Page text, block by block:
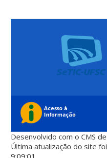
Desenvolvido com o CMS
Última atualização do site